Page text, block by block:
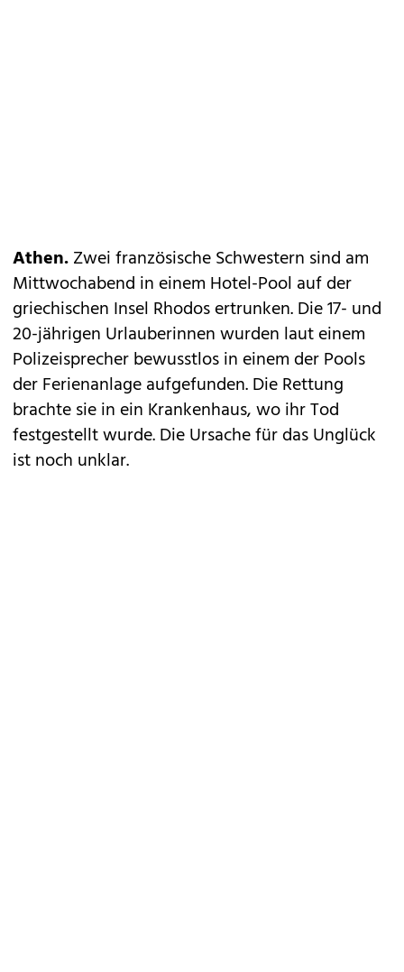
Athen.Zwei französische Schwestern sind am
Mittwochabend in einem Hotel-Pool auf der
griechischen Insel Rhodos ertrunken. Die 17- und
20-jährigen Urlauberinnen wurden laut einem
Polizeisprecher bewusstlos in einem der Pools
der Ferienanlage aufgefunden. Die Rettung
brachte sie in ein Krankenhaus, wo ihr Tod
festgestellt wurde. Die Ursache für das Unglück
ist noch unklar.